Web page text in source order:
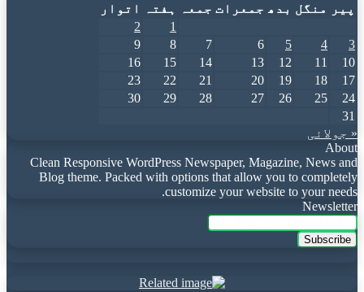
پیر
منگل بدھ جمعرات جمعہ ہفتہ
اتوار
1
2
3
4
5
6
7
8
9
10
11
12
13
14
15
16
17
18
19
20
21
22
23
24
25
26
27
28
29
30
31
« جولائی
About
Clean Responsive WordPress Newspaper, Magazine, News and
Blog theme. Packed with options that allow you to completely
customize your website to your needs.
Newsletter
Enter
your
Email